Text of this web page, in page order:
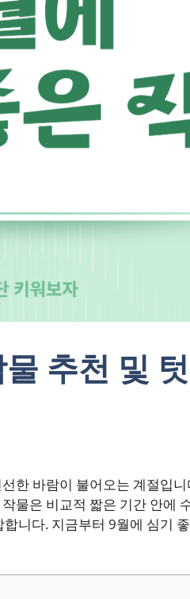
추천 및
한 바람이 불어오는 계절입
물은 비교적 짧은 기간 안에
니다. 지금부터 9월에 심기